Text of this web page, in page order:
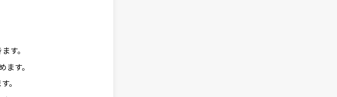
す。
す。
。